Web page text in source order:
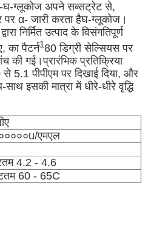
घ-ग्लूकोज अपने सब्सट्रेट से,
α- जारी करता हैघ-ग्लूकोज।
निर्मित उत्पाद के विसंगतिपूर्ण
का पैटर्न180 डिग्री सेल्सियस पर
गई।प्रारंभिक प्रतिक्रिया
पीपीएम पर दिखाई दिया, और
इसकी मात्रा में धीरे-धीरे वृद्धि
एमएल
4.2 - 4.6
60 - 65C